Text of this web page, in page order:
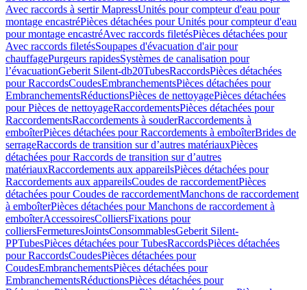
Avec raccords à sertir MapressUnités pour compteur d'eau pour
montage encastréPièces détachées pour Unités pour compteur d'eau
pour montage encastréAvec raccords filetésPièces détachées pour
Avec raccords filetésSoupapes d'évacuation d'air pour
chauffagePurgeurs rapidesSystèmes de canalisation pour
l’évacuationGeberit Silent-db20TubesRaccordsPièces détachées
pour RaccordsCoudesEmbranchementsPièces détachées pour
EmbranchementsRéductionsPièces de nettoyagePièces détachées
pour Pièces de nettoyageRaccordementsPièces détachées pour
RaccordementsRaccordements à souderRaccordements à
emboîterPièces détachées pour Raccordements à emboîterBrides de
serrageRaccords de transition sur d’autres matériauxPièces
détachées pour Raccords de transition sur d’autres
matériauxRaccordements aux appareilsPièces détachées pour
Raccordements aux appareilsCoudes de raccordementPièces
détachées pour Coudes de raccordementManchons de raccordement
à emboîterPièces détachées pour Manchons de raccordement à
emboîterAccessoiresColliersFixations pour
colliersFermeturesJointsConsommablesGeberit Silent-
PPTubesPièces détachées pour TubesRaccordsPièces détachées
pour RaccordsCoudesPièces détachées pour
CoudesEmbranchementsPièces détachées pour
EmbranchementsRéductionsPièces détachées pour